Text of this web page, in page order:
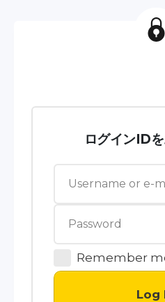
ログインID
Remember
Log